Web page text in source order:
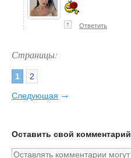
↑ Ответить
Страницы:
1 2
Следующая →
Оставить свой комментарий